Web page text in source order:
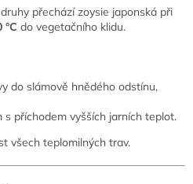
přechází zoysie japonská při
°C do vegetačního klidu.
do slámově hnědého odstínu,
s příchodem vyšších jarních teplot.
všech teplomilných trav.